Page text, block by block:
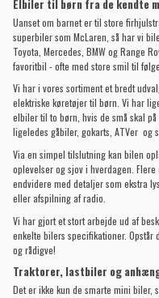
Elbiler til børn fra de kendte
Uanset om barnet er til store
superbiler som McLaren, så har vi
Toyota, Mercedes, BMW og Range
favoritbil - ofte med store smil til følge.
Vi har i vores sortiment et bredt
elektriske køretøjer til børn. Vi har
elbiler til to børn, hvis de små skal
ligeledes gåbiler, gokarts ATVer og
Via en simpel tilslutning kan bilen
oplevelser og sjov i hverdagen.
endvidere med detaljer som ekstra
eller afspilning af radio.
Vi har gjort et stort arbejde ud af
enkelte bilers specifikationer.
og rådigve!
Traktorer, lastbiler og
Det er ikke kun de smarte mini